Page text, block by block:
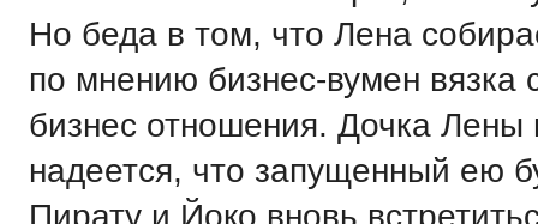
Но беда в том, что Лена
по мнению бизнес-вумен вязка
бизнес отношения. Дочка
надеется, что запущенный ею
Пирату и Йоко вновь